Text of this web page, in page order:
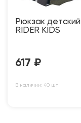
Рюкзак детский
RIDER KIDS
617 ₽
В наличии: 40 шт